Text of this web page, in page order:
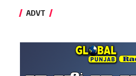
ADVT